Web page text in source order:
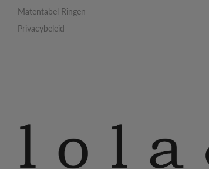
Matentabel Ringen
Privacybeleid